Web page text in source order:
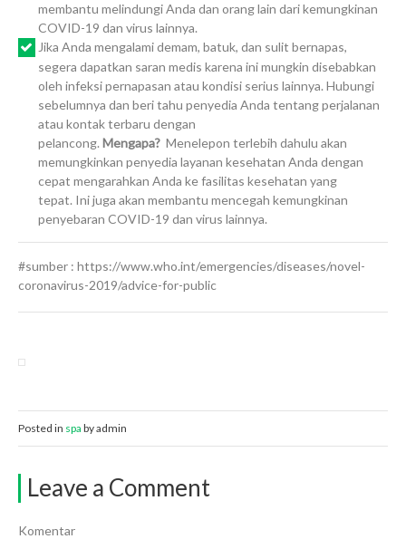
membantu melindungi Anda dan orang lain dari kemungkinan
COVID-19 dan virus lainnya.
Jika Anda mengalami demam, batuk, dan sulit bernapas,
segera dapatkan saran medis karena ini mungkin disebabkan
oleh infeksi pernapasan atau kondisi serius lainnya. Hubungi
sebelumnya dan beri tahu penyedia Anda tentang perjalanan
atau kontak terbaru dengan
pelancong. Mengapa? Menelepon terlebih dahulu akan
memungkinkan penyedia layanan kesehatan Anda dengan
cepat mengarahkan Anda ke fasilitas kesehatan yang
tepat. Ini juga akan membantu mencegah kemungkinan
penyebaran COVID-19 dan virus lainnya.
#sumber : https://www.who.int/emergencies/diseases/novel-
coronavirus-2019/advice-for-public
Posted in spa by admin
Leave a Comment
Komentar